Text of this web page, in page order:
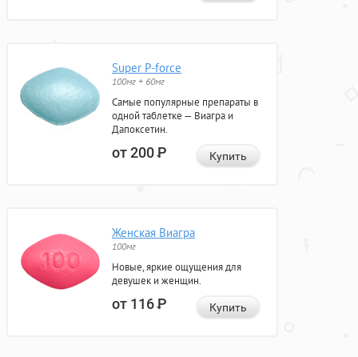
Super P-force
100мг + 60мг
Самые популярные препараты в
одной таблетке — Виагра и
Дапоксетин.
от 200Р Купить
Женская Виагра
100мг
Новые, яркие ощущения для
девушек и женщин.
от 116Р Купить